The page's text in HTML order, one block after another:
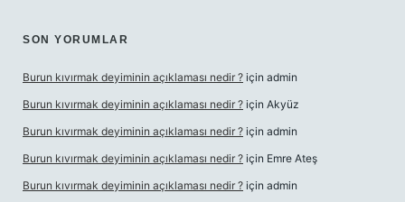
SON YORUMLAR
Burun kıvırmak deyiminin açıklaması nedir ? için admin
Burun kıvırmak deyiminin açıklaması nedir ? için Akyüz
Burun kıvırmak deyiminin açıklaması nedir ? için admin
Burun kıvırmak deyiminin açıklaması nedir ? için Emre Ateş
Burun kıvırmak deyiminin açıklaması nedir ? için admin